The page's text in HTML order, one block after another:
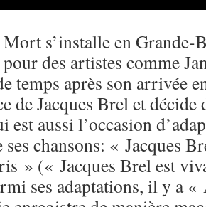
Mort s’installe en
des artistes comme
temps après son arrivée
de Jacques Brel et
est aussi l’occasion
ses chansons: « Jacques
» (« Jacques Brel est
ses adaptations, il y a